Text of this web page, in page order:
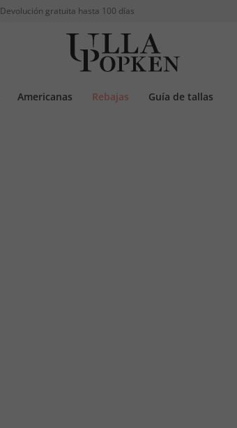
Devolución gratuita hasta 100 días
Americanas Rebajas Guía de tallas